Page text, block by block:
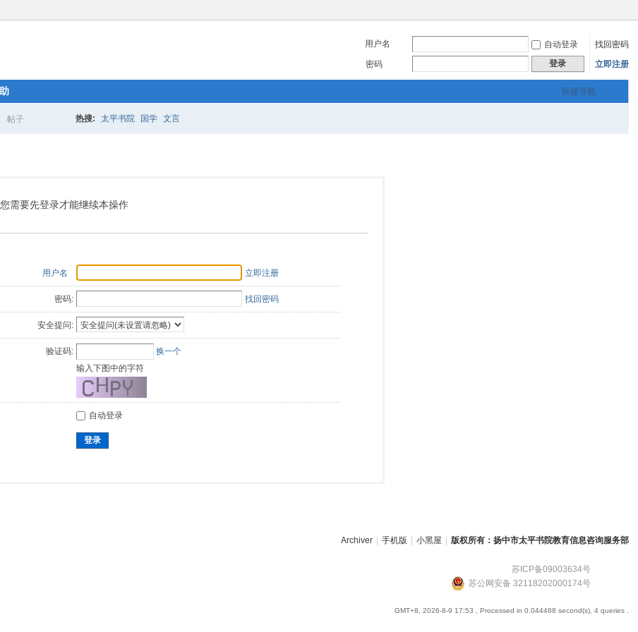
用户名 自动登录
找回密码
密码
登录 立即注册
快捷导航
帖子
索
热搜: 太平书院 国学 文言
您需要先登录才能继续本操作
用户名 立即注册
密码: 找回密码
安全提问:
验证码:
换一个
输入下图中的字符
自动登录
登录
Archiver 手机版 小黑屋 版权所有：扬中市太平书院教育信息咨询服务部
苏ICP备09003634号
苏公网安备 32118202000174号
GMT+8, 2026-8-9 17:53 , Processed in 0.044488 second(s), 4 queries .